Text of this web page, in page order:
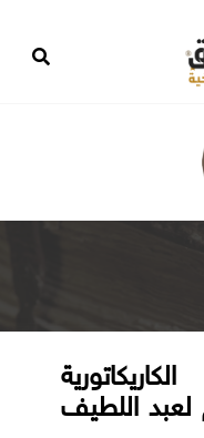
الساخرة 1947م لعبد اللطيف